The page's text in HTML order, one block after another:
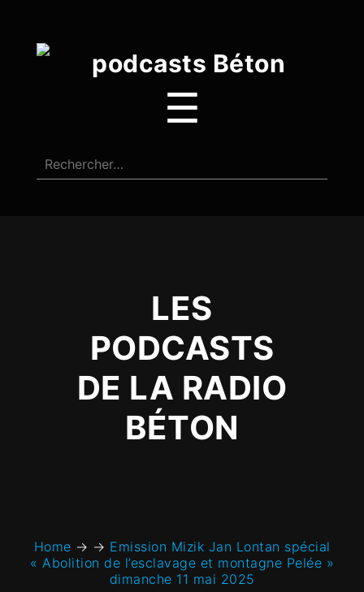
☰
LES
PODCASTS
DE LA RADIO
BÉTON
Home → → Emission Mizik Jan Lontan spécial
« Abolition de l’esclavage et montagne Pelée »
dimanche 11 mai 2025